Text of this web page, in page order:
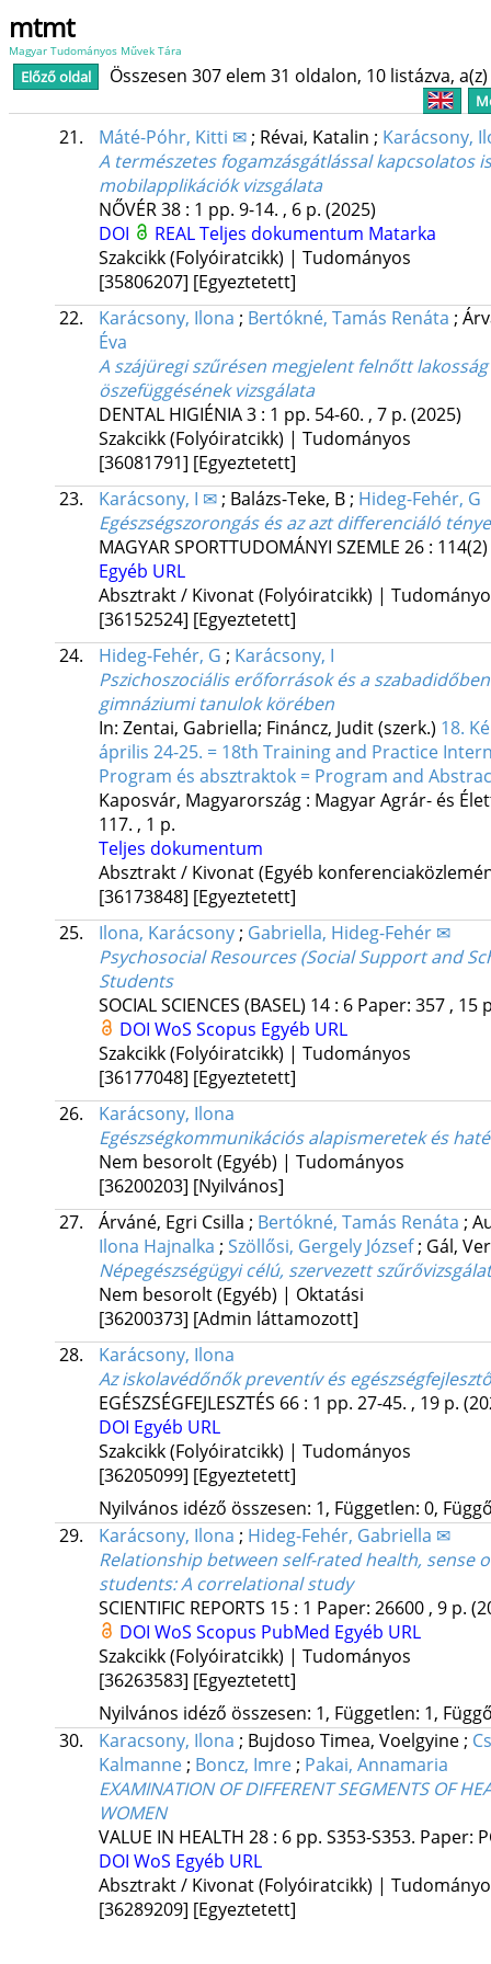
mtmt
Magyar Tudományos Művek Tára
Előző oldal Összesen 307 elem 31 oldalon, 10 listázva,
21. Máté-Póhr, Kitti ✉; Révai, Katalin ; Karácsony,
A természetes fogamzásgátlással kapcsolatos
mobilapplikációk vizsgálata
NŐVÉR38: 1 pp. 9-14. , 6 p. (2025)
DOI
REALTeljes dokumentum Matarka
Szakcikk (Folyóiratcikk) | Tudományos
[35806207] [Egyeztetett]
22.
Karácsony, Ilona ; Bertókné, Tamás Renáta ;
Éva
A szájüregi szűrésen megjelent felnőtt
öszefüggésének vizsgálata
DENTAL HIGIÉNIA3: 1 pp. 54-60. , 7 p. (2025)
Szakcikk (Folyóiratcikk) | Tudományos
[36081791] [Egyeztetett]
23.
Karácsony, I ✉; Balázs-Teke, B; Hideg-Fehér, G
Egészségszorongás és az azt differenciáló
MAGYAR SPORTTUDOMÁNYI SZEMLE 26: 114(2)
Egyéb URL
Absztrakt / Kivonat (Folyóiratcikk) |
[36152524] [Egyeztetett]
24.
Hideg-Fehér, G ; Karácsony, I
Pszichoszociális erőforrások és a
gimnáziumi tanulok körében
In: Zentai, Gabriella; Fináncz, Judit (szerk.) 18.
április 24-25. = 18th Training and Practice
Program és absztraktok = Program and
Kaposvár, Magyarország : Magyar Agrár- és
117. , 1 p.
Teljes dokumentum
Absztrakt / Kivonat (Egyéb
[36173848] [Egyeztetett]
25.
Ilona, Karácsony; Gabriella, Hideg-Fehér ✉
Psychosocial Resources (Social Support and
Students
SOCIAL SCIENCES (BASEL) 14: 6 Paper: 357 , 15
DOI WoS Scopus Egyéb URL
Szakcikk (Folyóiratcikk) | Tudományos
[36177048] [Egyeztetett]
26.
Karácsony, Ilona
Egészségkommunikációs alapismeretek és
Nem besorolt (Egyéb) | Tudományos
[36200203] [Nyilvános]
27.
Árváné, Egri Csilla ; Bertókné, Tamás Renáta ;
Ilona Hajnalka ; Szöllősi, Gergely József; Gál,
Népegészségügyi célú, szervezett
Nem besorolt (Egyéb) | Oktatási
[36200373] [Admin láttamozott]
28.
Karácsony, Ilona
Az iskolavédőnők preventív és
EGÉSZSÉGFEJLESZTÉS 66: 1 pp. 27-45. , 19 p.
DOI Egyéb URL
Szakcikk (Folyóiratcikk) | Tudományos
[36205099] [Egyeztetett]
Nyilvános idéző összesen: 1, Független: 0,
29.
Karácsony, Ilona ; Hideg-Fehér, Gabriella ✉
Relationship between self-rated health, sense
students: A correlational study
SCIENTIFIC REPORTS 15: 1 Paper: 26600 , 9 p.
DOI WoS Scopus PubMed Egyéb URL
Szakcikk (Folyóiratcikk) | Tudományos
[36263583] [Egyeztetett]
Nyilvános idéző összesen: 1, Független: 1,
30.
Karacsony, Ilona ; Bujdoso Timea, Voelgyine;
Kalmanne; Boncz, Imre; Pakai, Annamaria
EXAMINATION OF DIFFERENT SEGMENTS OF
WOMEN
VALUE IN HEALTH 28: 6 pp. S353-S353. Paper:
DOI WoS Egyéb URL
Absztrakt / Kivonat (Folyóiratcikk) |
[36289209] [Egyeztetett]